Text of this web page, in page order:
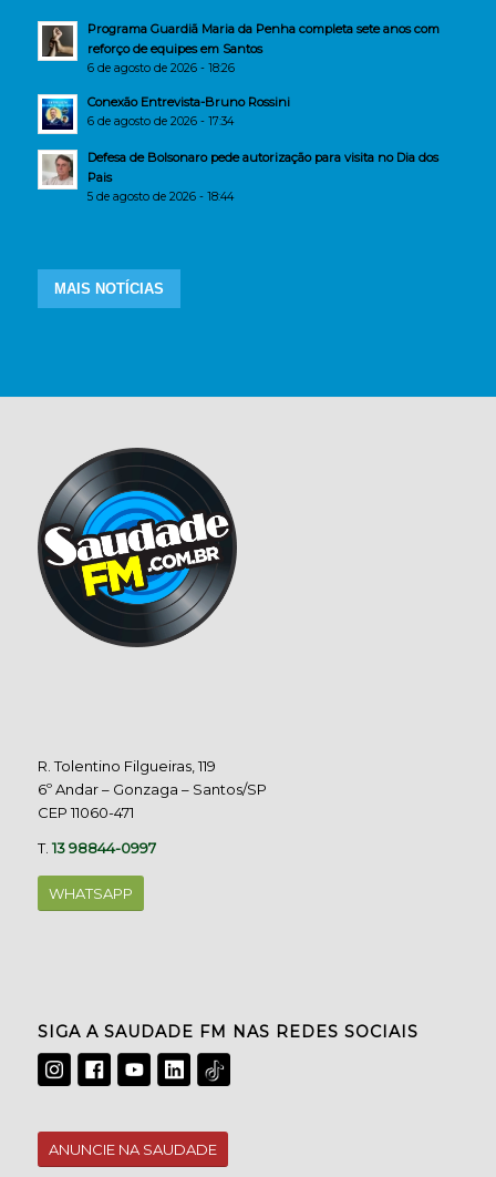
Programa Guardiã Maria da Penha completa sete anos com
reforço de equipes em Santos
6 de agosto de 2026 - 18:26
Conexão Entrevista-Bruno Rossini
6 de agosto de 2026 - 17:34
Defesa de Bolsonaro pede autorização para visita no Dia dos
Pais
5 de agosto de 2026 - 18:44
MAIS NOTÍCIAS
R. Tolentino Filgueiras, 119
6º Andar – Gonzaga – Santos/SP
CEP 11060-471
T.13 98844-0997
WHATSAPP
SIGA A SAUDADE FM NAS REDES SOCIAIS
ANUNCIE NA SAUDADE